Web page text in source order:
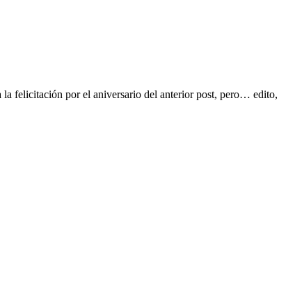
la felicitación por el aniversario del anterior post, pero… edito,